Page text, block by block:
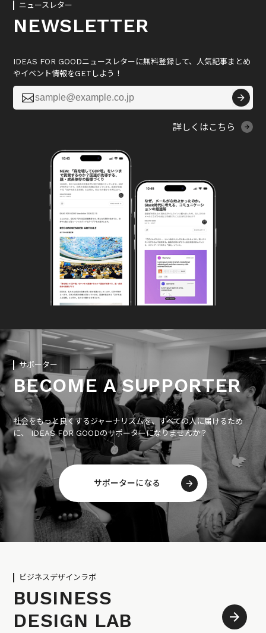
ニュースレター
NEWSLETTER
IDEAS FOR GOODニュースレターに無料登録して、人気記事まとめ
やイベント情報をGETしよう！

詳しくはこちら
サポーター
BECOME A SUPPORTER
社会をもっと良くするジャーナリズムを、すべての人に届けるため
に、 IDEAS FOR GOODのサポーターになりませんか？
サポーターになる
ビジネスデザインラボ
BUSINESS
DESIGN LAB